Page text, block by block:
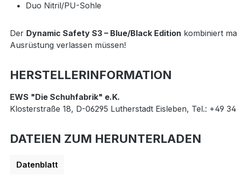
Duo Nitril/PU-Sohle
Der Dynamic Safety S3 – Blue/Black Edition kombiniert
Ausrüstung verlassen müssen!
HERSTELLERINFORMATION
EWS "Die Schuhfabrik" e.K.
Klosterstraße 18, D-06295 Lutherstadt Eisleben, Tel.: +49
DATEIEN ZUM HERUNTERLADEN
Datenblatt